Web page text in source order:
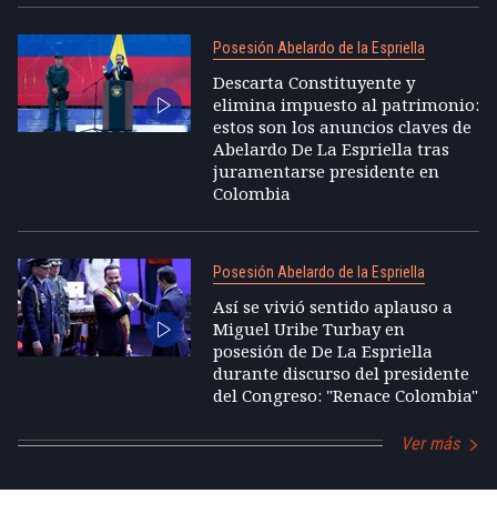
Posesión Abelardo de la Espriella
Descarta Constituyente y
elimina impuesto al patrimonio:
estos son los anuncios claves de
Abelardo De La Espriella tras
juramentarse presidente en
Colombia
Posesión Abelardo de la Espriella
Así se vivió sentido aplauso a
Miguel Uribe Turbay en
posesión de De La Espriella
durante discurso del presidente
del Congreso: "Renace Colombia"
Ver más